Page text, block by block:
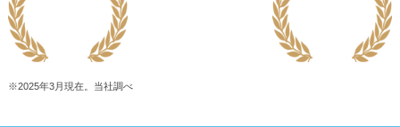
※2025年3月現在。当社調べ